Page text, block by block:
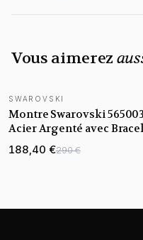
Vous aimerez
SWAROVSKI
Montre Swarovski
Acier Argenté avec
Maille et Cristaux
188,40 €290 €